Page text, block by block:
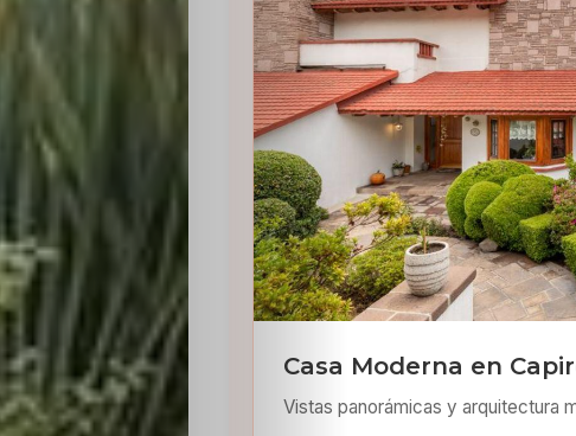
Casa Moderna en
Vistas panorámicas y arquitectura